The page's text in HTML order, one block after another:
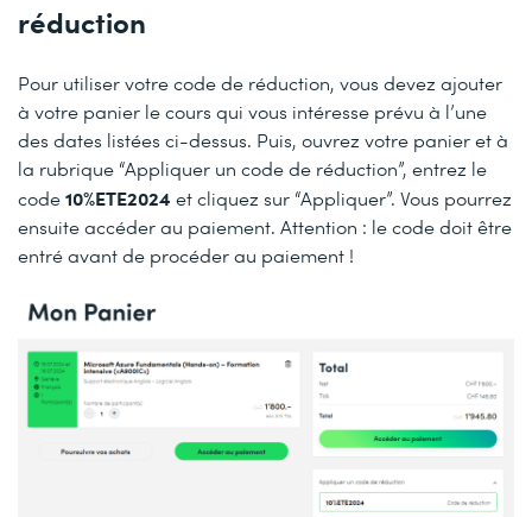
réduction
Pour utiliser votre code de réduction, vous devez ajouter
à votre panier le cours qui vous intéresse prévu à l’une
des dates listées ci-dessus. Puis, ouvrez votre panier et à
la rubrique “Appliquer un code de réduction”, entrez le
code10%ETE2024 et cliquez sur “Appliquer”. Vous pourrez
ensuite accéder au paiement. Attention : le code doit être
entré avant de procéder au paiement !